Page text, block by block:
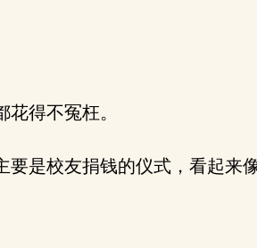
得不冤枉。
是校友捐钱的仪式，看起来